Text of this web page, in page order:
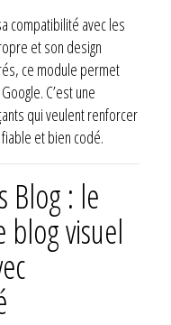
compatibilité avec les
et son design
ce module permet
C’est une
qui veulent renforcer
et bien codé.
Blog : le
visuel